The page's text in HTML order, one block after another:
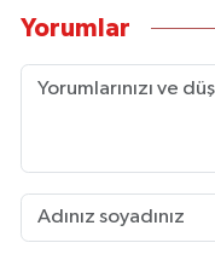
Yorumlar